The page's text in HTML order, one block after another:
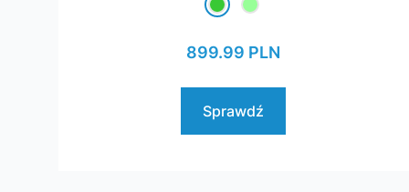
899.99 PLN
Sprawdź